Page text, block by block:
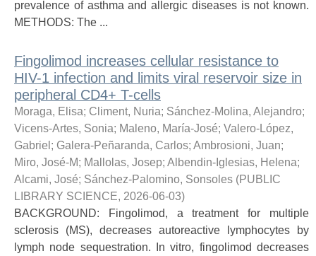
prevalence of asthma and allergic diseases is not known.
METHODS: The ...
Fingolimod increases cellular resistance to
HIV-1 infection and limits viral reservoir size in
peripheral CD4+ T-cells
Moraga, Elisa; Climent, Nuria; Sánchez-Molina, Alejandro;
Vicens-Artes, Sonia; Maleno, María-José; Valero-López,
Gabriel ; Galera-Peñaranda, Carlos; Ambrosioni, Juan;
Miro, José-M; Mallolas, Josep; Albendin-Iglesias, Helena;
Alcami, José; Sánchez-Palomino, Sonsoles (PUBLIC
LIBRARY SCIENCE, 2026-06-03)
BACKGROUND: Fingolimod, a treatment for multiple
sclerosis (MS), decreases autoreactive lymphocytes by
lymph node sequestration. In vitro, fingolimod decreases